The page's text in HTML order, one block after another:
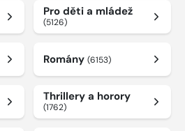
Pro děti a mládež
(5126)
Romány (6153)
Thrillery a horory
(1762)